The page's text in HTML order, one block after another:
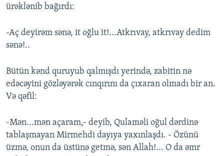
ürəklənib bağırdı:
-Aç deyirəm sənə, it oğlu it!...Atkrıvay, atkrıvay dedim
sənə!..
Bütün kənd quruyub qalmışdı yerində, zabitin nə
edəcəyini gözləyərək cınqırını da çıxaran olmadı bir an.
Və qəfil:
-Mən...mən açaram,- deyib, Qulaməli oğul dərdinə
tablaşmayan Mirmehdi dayıya yaxınlaşdı. - Özünü
üzmə, onun da üstünə getmə, sən Allah!... O da əmr